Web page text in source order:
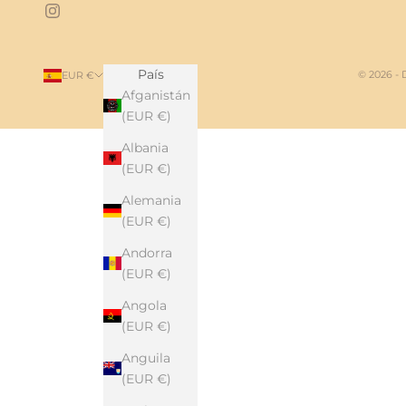
EUR €
País
Afganistán
(EUR €)
Albania
(EUR €)
Alemania
(EUR €)
Andorra
(EUR €)
Angola
(EUR €)
Anguila
(EUR €)
© 2026 -